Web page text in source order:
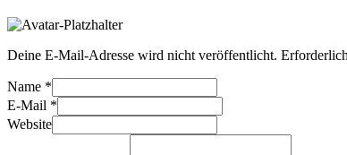
Deine E-Mail-Adresse wird nicht veröffentlicht.
Name *
E-Mail *
Website